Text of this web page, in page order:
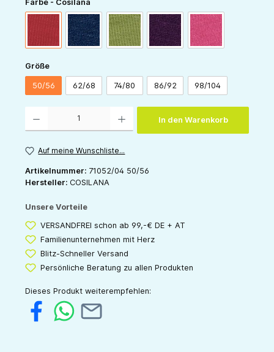
Farbe - Cosilana
marine grün pflaume pink
Größeauswählen
50/56 62/68 74/80 86/92 98/104
In den Warenkorb
Auf meine Wunschliste...
Artikelnummer: 71052/04 50/56
Hersteller: COSILANA
Unsere Vorteile
VERSANDFREI schon ab 99,-€ DE + AT
Familienunternehmen mit Herz
Blitz-Schneller Versand
Persönliche Beratung zu allen Produkten
Dieses Produkt weiterempfehlen: